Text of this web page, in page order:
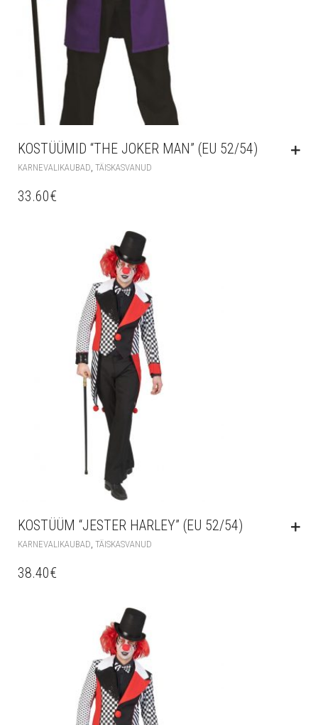
KOSTÜÜMID “THE JOKER MAN” (EU 52/54)
KARNEVALIKAUBAD TÄISKASVANUD
33.60€
KOSTÜÜM “JESTER HARLEY” (EU 52/54)
KARNEVALIKAUBAD, TÄISKASVANUD
38.40€